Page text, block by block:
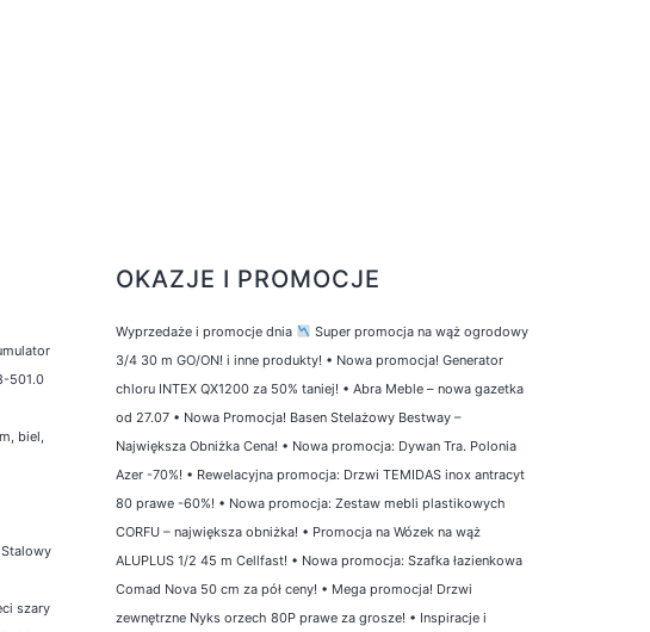
501.0
biel,
szary
OKAZJE I PROMOCJE
Wyprzedaże i promocje dnia
Super promocja na wąż ogrodowy
3/4 30 m GO/ON! i inne produkty! • Nowa promocja! Generator
chloru INTEX QX1200 za 50% taniej! • Abra Meble – nowa gazetka
od 27.07 • Nowa Promocja! Basen Stelażowy Bestway –
Największa Obniżka Cena! • Nowa promocja: Dywan Tra. Polonia
Azer -70%! • Rewelacyjna promocja: Drzwi TEMIDAS inox antracyt
80 prawe -60%! • Nowa promocja: Zestaw mebli plastikowych
CORFU – największa obniżka! • Promocja na Wózek na wąż
ALUPLUS 1/2 45 m Cellfast! • Nowa promocja: Szafka łazienkowa
Comad Nova 50 cm za pół ceny! • Mega promocja! Drzwi
zewnętrzne Nyks orzech 80P prawe za grosze! • Inspiracje i